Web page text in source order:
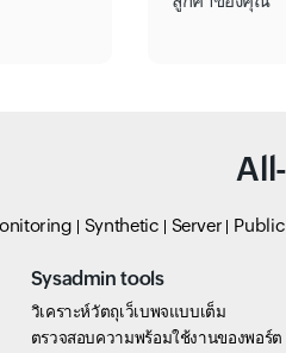
Synthetic Server
Sysadmin tools
วิเคราะห์วัตถุเว็เบพจแบบเต็ม
ตรวจสอบความพร้อมใช้งานของพอร์ต